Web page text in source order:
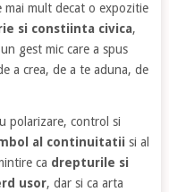
mai mult decat o expozitie
si constiinta civica,
gest mic care a spus
a crea, de a te aduna, de
polarizare, control si
al continuitatii si al
ca drepturile si
usor, dar si ca arta